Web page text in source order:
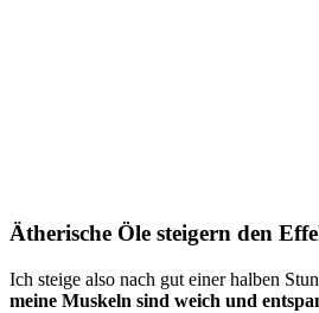
Ätherische Öle steigern den
Ich steige also nach gut einer halben
meine Muskeln sind weich und